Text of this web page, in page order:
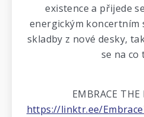
existence a přijede
energickým koncertním
skladby z nové desky,
se na co
EMBRACE THE
https://linktr.ee/